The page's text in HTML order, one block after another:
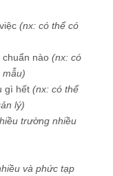
(nx: có thể có
nào (nx: có
mẫu)
gì hết (nx: có thể
lý)
trường nhiều
và phức tạp